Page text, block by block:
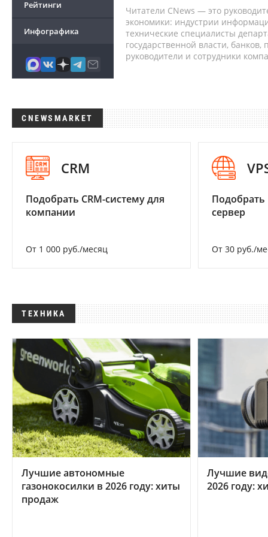
Рейтинги
Инфографика
Читатели CNews — это
экономики: индустрии
технические специалисты
государственной власти,
руководители и сотрудники
CNEWSMARKET
CRM
Подобрать CRM-систему для
компании
От 1 000 руб./месяц
сервер
От 30 руб./
ТЕХНИКА
Лучшие автономные
газонокосилки в 2026 году: хиты
продаж
Лучшие
2026 году: